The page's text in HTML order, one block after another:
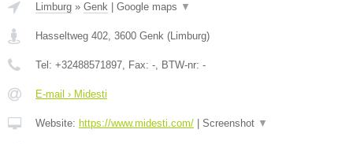
Limburg » Genk Google maps ▼
Hasseltweg 402, 3600 Genk (Limburg)
Tel: +32488571897, Fax: -, BTW-nr: -
E-mail › Midesti
Website: https://www.midesti.com/ Screenshot ▼